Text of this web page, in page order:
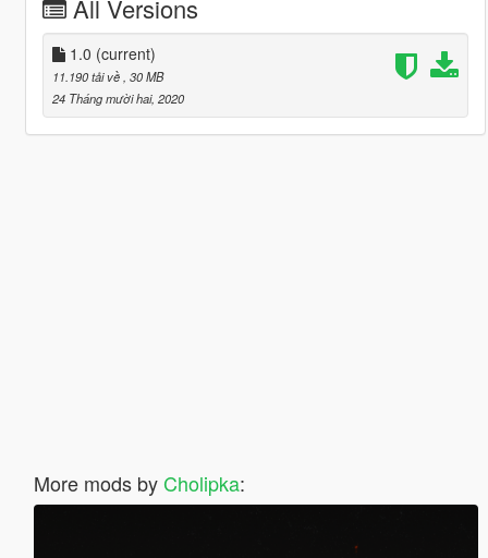
All Versions
1.0 (current)
11.190 tải về , 30 MB
24 Tháng mười hai, 2020
More mods by Cholipka: